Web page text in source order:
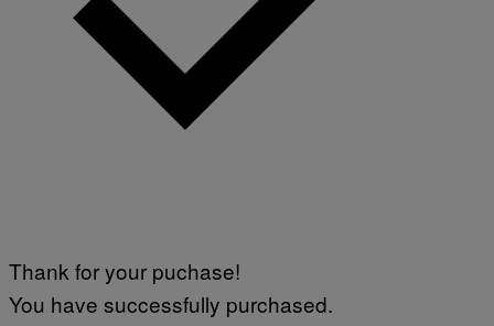
Thank for your puchase!
You have successfully purchased.